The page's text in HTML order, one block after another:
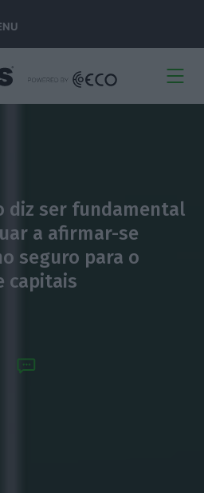
diz ser fundamental
a afirmar-se
seguro para o
capitais